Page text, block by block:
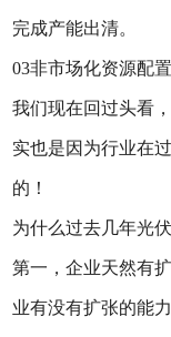
完成产能出清。
03非市场化资源配
我们现在回过头看
实也是因为行业在
的！
为什么过去几年光
第一，企业天然有
业有没有扩张的能力